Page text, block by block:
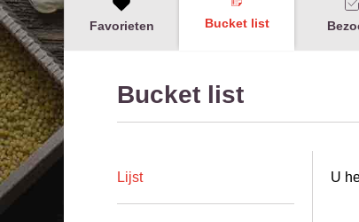
Favorieten Bucket list
Bucket list
Lijst U